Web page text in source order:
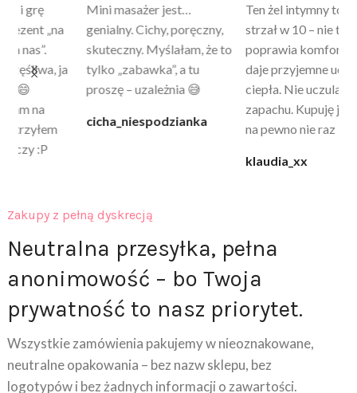
Mini masażer jest…
genialny. Cichy, poręczny,
skuteczny. Myślałam, że to
tylko „zabawka”, a tu
proszę – uzależnia 😅
cicha_niespodzianka
Ten żel intymny to był
strzał w 10 – nie tylko
poprawia komfort, ale też
daje przyjemne uczucie
ciepła. Nie uczula, bez
zapachu. Kupuję już 3 raz i
na pewno nie raz kupie
Zakupy z pełną dyskrecją
Neutralna przesyłka, pełna
anonimowość – bo Twoja
prywatność to nasz priorytet.
Wszystkie zamówienia pakujemy w nieoznakowane,
neutralne opakowania – bez nazw sklepu, bez
logotypów i bez żadnych informacji o zawartości.